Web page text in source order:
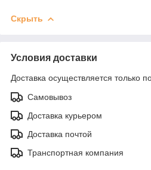
Скрыть
Условия доставки
Доставка осуществляется только
Самовывоз
Доставка курьером
Доставка почтой
Транспортная компания